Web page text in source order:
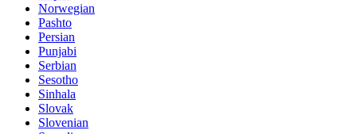
Norwegian
Pashto
Persian
Punjabi
Serbian
Sesotho
Sinhala
Slovak
Slovenian